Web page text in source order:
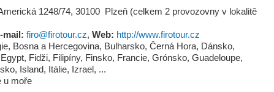
1248/74, 30100 Plzeň (celkem 2 provozovny v lokalitě
mail: firo@firotour.cz, Web: http://www.firotour.cz
, Bosna a Hercegovina, Bulharsko, Černá Hora, Dánsko,
Egypt, Fidži, Filipíny, Finsko, Francie, Grónsko, Guadeloupe,
, Island, Itálie, Izrael, ...
u moře